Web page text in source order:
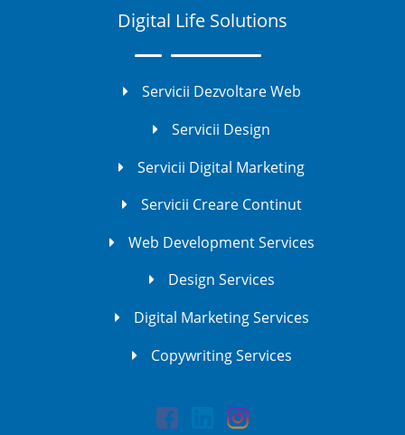
Digital Life Solutions
Servicii Dezvoltare Web
Servicii Design
Servicii Digital Marketing
Servicii Creare Continut
Web Development Services
Design Services
Digital Marketing Services
Copywriting Services